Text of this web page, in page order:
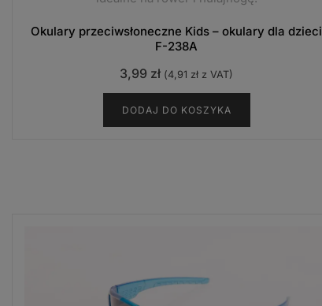
Okulary przeciwsłoneczne Kids – okulary dla dzieci
F-238A
3,99 zł (4,91 zł z VAT)
DODAJ DO KOSZYKA